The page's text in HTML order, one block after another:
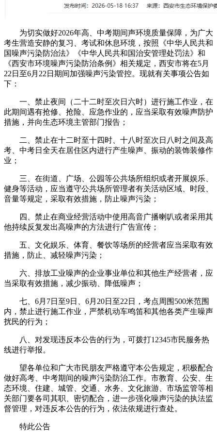
为切实做好2026年高、中考期间声环境质量保障，为广大
考生营造安静的复习、考试和休息环境，按照《中华人民共和
国噪声污染防治法》《中华人民共和国治安管理处罚法》和
《西安市环境噪声污染防治条例》相关规定，西安市将在5月
22日至6月22日期间加强噪声污染管控。现就有关事项公告如
下：
一、禁止夜间（二十二时至次日六时）进行施工作业，在
此期间遇有抢修、抢险、应急作业的，应当采取有效噪声防护
措施，并向生态环境主管部门报告；
二、禁止在十二时至十四时、十八时至次日八时之间及高
考、中考日全天在居住区内进行产生噪声、振动的装饰装修作
业；
三、在街道、广场、公园等公共场所组织或者开展娱乐、
健身等活动，应当遵守公共场所管理者有关活动区域、时段、
音量等规定，采取有效措施，防止噪声污染；
四、禁止在商业经营活动中使用高音广播喇叭或者采用其
他持续反复发出高噪声的方法进行广告宣传；
五、文化娱乐、体育、餐饮等场所的经营者应当采取有效
措施，防止、减轻噪声污染；
六、排放工业噪声的企业事业单位和其他生产经营者，应
当采取有效措施，减少振动、降低噪声；
七、6月7日至9日、6月20日至22日，考点周围500米范围
内，禁止进行施工作业，严禁机动车鸣笛和其他各类产生噪声
扰民的行为；
八、对发现违反本公告的行为，可拨打12345市民服务热
线进行举报。
望各单位和广大市民朋友严格遵守本公告规定，积极配合
做好高考、中考期间的噪声污染防治工作。市教育、公安、生
态环境、住建、城管、交通、水务、文化旅游、市场监管等相
关部门要各司其职、密切配合，进一步强化噪声污染的执法监
督管理，对违反本公告的行为，依法依规进行查处。
特此公告